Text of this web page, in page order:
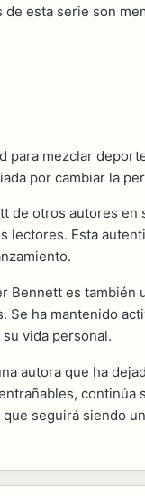
esta serie son
para mezclar
por cambiar la
de otros autores
lectores. Esta
Bennett es
Se ha mantenido
vida personal.
autora que ha
seguirá siendo